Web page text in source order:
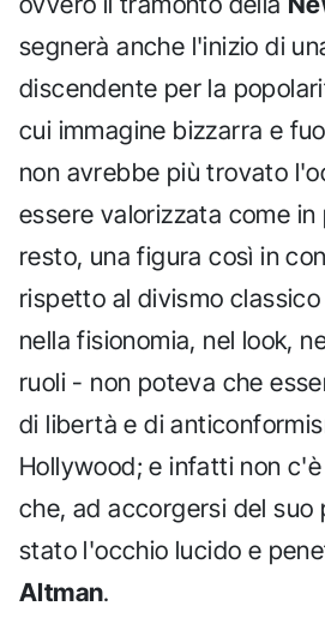
segnerà anche l'inizio di
discendente per la
cui immagine bizzarra e
non avrebbe più trovato
essere valorizzata come in
resto, una figura così in
rispetto al divismo
nella fisionomia, nel look,
ruoli - non poteva che
di libertà e di
Hollywood; e infatti non
che, ad accorgersi del suo
stato l'occhio lucido e
Altman.